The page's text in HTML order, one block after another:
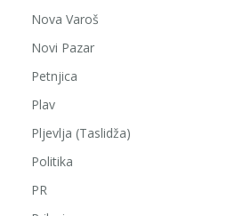
Nova Varoš
Novi Pazar
Petnjica
Plav
Pljevlja (Taslidža)
Politika
PR